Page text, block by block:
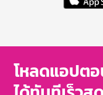
โหลดแอปต